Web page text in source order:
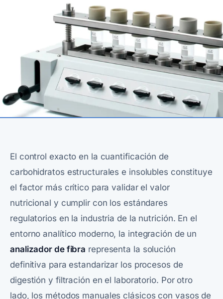
El control exacto en la cuantificación de
carbohidratos estructurales e insolubles constituye
el factor más crítico para validar el valor
nutricional y cumplir con los estándares
regulatorios en la industria de la nutrición. En el
entorno analítico moderno, la integración de un
analizador de fibra representa la solución
definitiva para estandarizar los procesos de
digestión y filtración en el laboratorio. Por otro
lado, los métodos manuales clásicos con vasos de